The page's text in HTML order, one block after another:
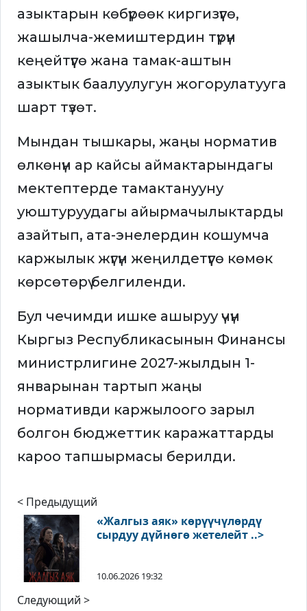
азыктарын көбүрөөк киргизүүгө,
жашылча-жемиштердин түрүн
кеңейтүүгө жана тамак-аштын
азыктык баалуулугун жогорулатууга
шарт түзөт.
Мындан тышкары, жаңы норматив
өлкөнүн ар кайсы аймактарындагы
мектептерде тамактанууну
уюштуруудагы айырмачылыктарды
азайтып, ата-энелердин кошумча
каржылык жүгүн жеңилдетүүгө көмөк
көрсөтөрү белгиленди.
Бул чечимди ишке ашыруу үчүн
Кыргыз Республикасынын Финансы
министрлигине 2027-жылдын 1-
январынан тартып жаңы
нормативди каржылоого зарыл
болгон бюджеттик каражаттарды
кароо тапшырмасы берилди.
< Предыдущий
«Жалгыз аяк» көрүүчүлөрдү
сырдуу дүйнөгө жетелейт ..>
10.06.2026 19:32
Следующий >